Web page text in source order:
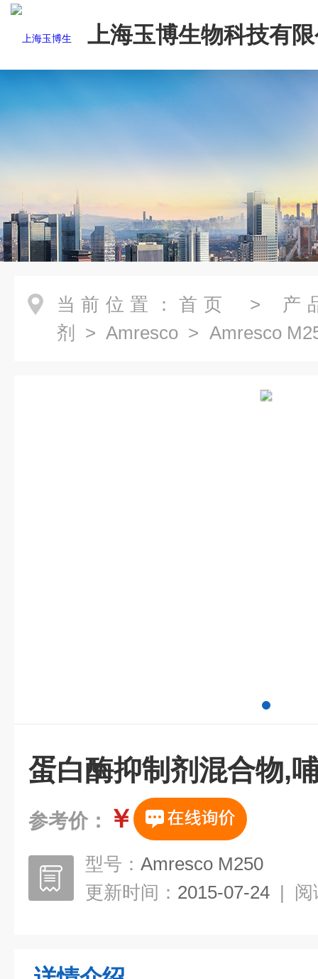
上海玉博生物科技有
当前位置： 首页 > 产
剂
> Amresco > Amresco
蛋白酶抑制剂混合物,
参考价： ￥
型号： Amresco M250
更新时间： 2015-07-24 | 阅